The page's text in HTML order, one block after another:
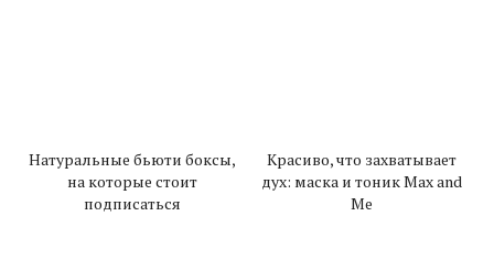
Натуральные бьюти боксы,
на которые стоит
подписаться
Красиво, что захватывает
дух: маска и тоник Max and
Me